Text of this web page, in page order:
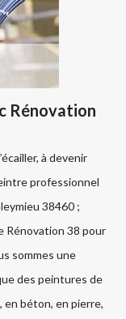
Rénovation
à devenir
professionnel
38460 ;
Rénovation 38 pour
sommes une
des peintures de
en béton, en pierre,